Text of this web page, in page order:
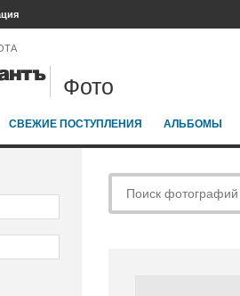
Фото
СВЕЖИЕ ПОСТУПЛЕНИЯ АЛЬБОМЫ